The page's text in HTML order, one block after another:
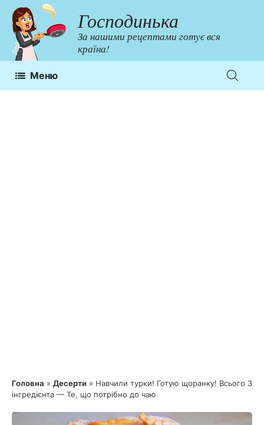
Перейти
до
контенту
Господинька
За нашими рецептами готує вся
країна!
Меню
Головна » Десерти » Навчили турки! Готую щоранку! Всього 3
інгредієнта — Те, що потрібно до чаю